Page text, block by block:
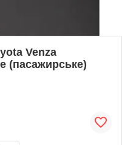
Venza
(пасажирське)